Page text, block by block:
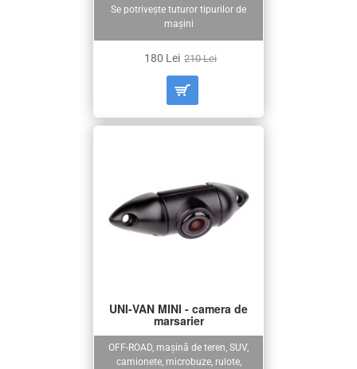
Se potrivește tuturor tipurilor de
mașini
180 Lei 210 Lei
OFF-ROAD, mașină de teren, SUV,
camionete, microbuze, rulote,
UNI-VAN MINI - camera de
marsarier